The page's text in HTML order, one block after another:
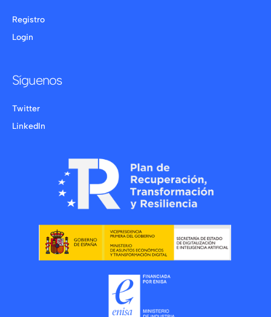
Registro
Login
Síguenos
Twitter
LinkedIn